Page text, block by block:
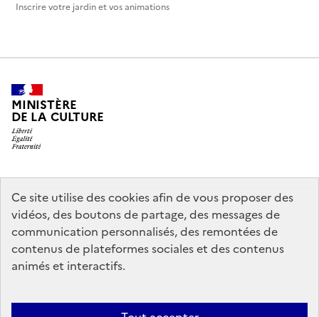
Ce site utilise des cookies afin de vous proposer des
vidéos, des boutons de partage, des messages de
communication personnalisés, des remontées de
contenus de plateformes sociales et des contenus
animés et interactifs.
Inscrire votre jardin et vos animations
MINISTÈRE
DE LA CULTURE
legifrance.gouv.fr
info.gouv.fr
service-public.gouv.fr
data.gouv.fr
Politique d’utilisation des témoins de connexion (cookies)